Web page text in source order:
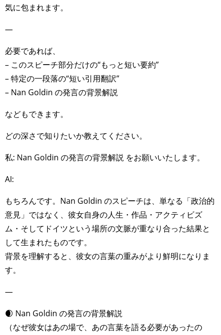
気に包まれます。
—
必要であれば、
– このスピーチ部分だけの“もっと短い要約”
– 特定の一段落の“短い引用翻訳”
– Nan Goldin の発言の背景解説
などもできます。
どの深さで知りたいか教えてください。
私: Nan Goldin の発言の背景解説 をお願いいたします。
AI:
もちろんです。Nan Goldin のスピーチは、単なる「政治的
意見」ではなく、彼女自身の人生・作品・アクティビズ
ム・そしてドイツという場所の文脈が重なり合った結果と
して生まれたものです。
背景を理解すると、彼女の言葉の重みがより鮮明になりま
す。
—
🌒 Nan Goldin の発言の背景解説
（なぜ彼女はあの場で、あの言葉を語る必要があったの